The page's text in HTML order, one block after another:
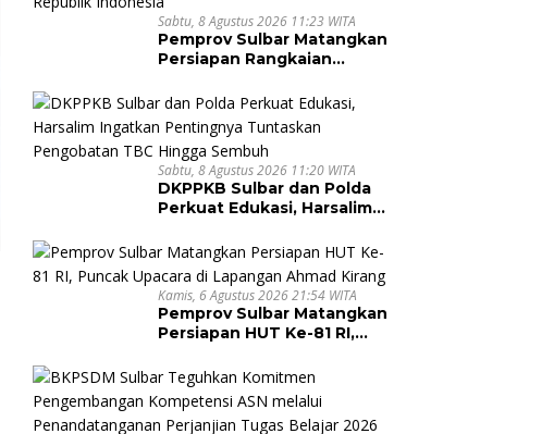
Sabtu, 8 Agustus 2026 11:23 WITA
Pemprov Sulbar Matangkan
Persiapan Rangkaian
Kemerdekaan Republik
Indonesia
Sabtu, 8 Agustus 2026 11:20 WITA
DKPPKB Sulbar dan Polda
Perkuat Edukasi, Harsalim
Tuntaskan Pengobatan
TBC Hingga Sembuh
Kamis, 6 Agustus 2026 21:54 WITA
Pemprov Sulbar Matangkan
Persiapan HUT Ke-81 RI,
Lapangan Ahmad Kirang